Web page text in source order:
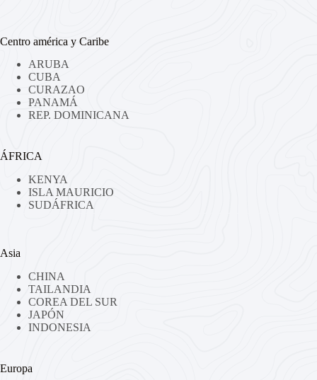
Centro américa y Caribe
ARUBA
CUBA
CURAZAO
PANAMÁ
REP. DOMINICANA
ÁFRICA
KENYA
ISLA MAURICIO
SUDÁFRICA
Asia
CHINA
TAILANDIA
COREA DEL SUR
JAPÓN
INDONESIA
Europa